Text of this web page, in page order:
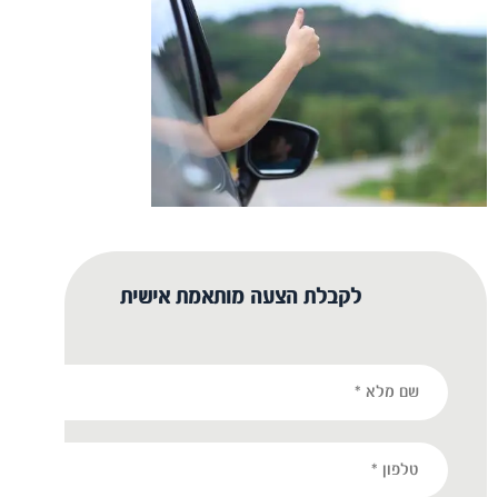
לקבלת הצעה מותאמת אישית